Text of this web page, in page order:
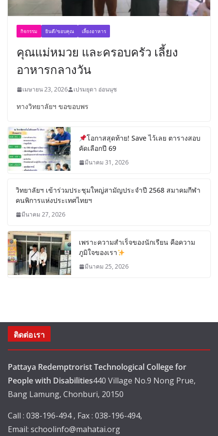
กิจกรรม ยินดี/ขอบคุณ เลี้ยงอาหาร
คุณแม่หมวย และครอบครัว เลี้ยง
อาหารกลางวัน
เมษายน 23, 2026 เปรมยุดา อ่อนนุช
ทางวิทยาลัยฯ ขอขอบพร
โอกาสสุดท้าย! Save ไว้เลย ตารางสอบ
คัดเลือกปี 69
มีนาคม 31, 2026
วิทยาลัยฯ เข้าร่วมประชุมใหญ่สามัญประจำปี 2568 สมาคมกีฬา
คนพิการแห่งประเทศไทยฯ
มีนาคม 27, 2026
เพราะความสำเร็จของนักเรียน คือความ
ภูมิใจของเรา
มีนาคม 25, 2026
ติดต่อเรา
Pattaya Redemptrorist Technological College for
People with Disabilities440 Village No.9 Nong Prue,
Bang Lamung, Chonburi, 20150
Call : 038-196-494 , Fax : 038-196-494,
Email: schoolinfo@mahatai.org